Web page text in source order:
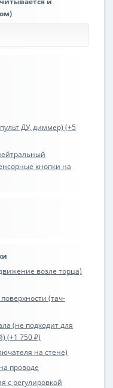
ДУ, диммер) (+5
кнопки на
возле торца)
(тач-
(не подходит для
(+1 750 ₽)
на стене)
проводе
с регулировкой